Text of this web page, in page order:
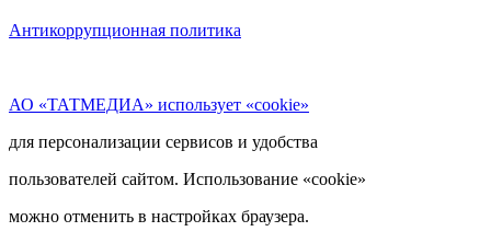
Антикоррупционная политика
АО «ТАТМЕДИА» использует «cookie»
для персонализации сервисов и удобства
пользователей сайтом. Использование «cookie»
можно отменить в настройках браузера.